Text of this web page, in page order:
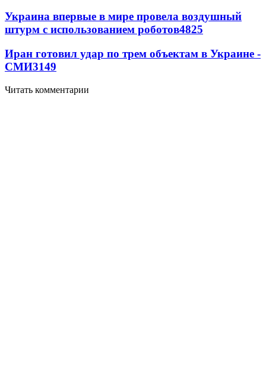
Украина впервые в мире провела воздушный
штурм с использованием роботов4825
Иран готовил удар по трем объектам в Украине -
СМИ3149
Читать комментарии